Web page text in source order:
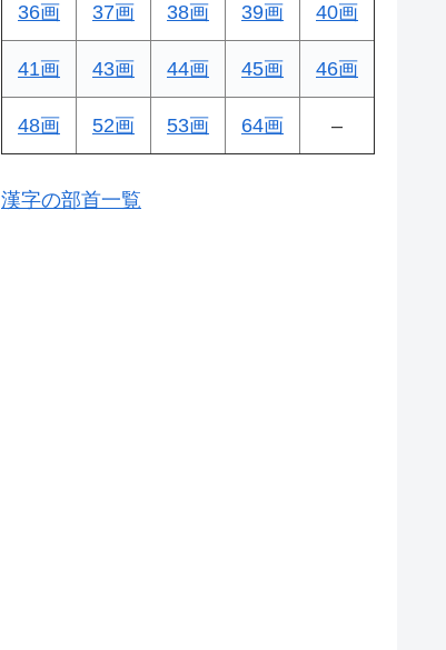
36画 37画 38画 39画 40画
41画 43画 44画 45画 46画
48画 52画 53画 64画 –
漢字の部首一覧